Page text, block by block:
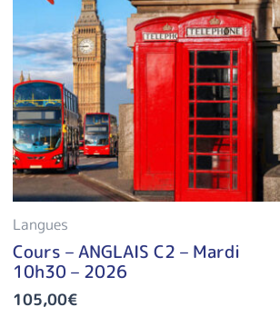
Langues
Cours – ANGLAIS C2 – Mardi
10h30 – 2026
105,00€